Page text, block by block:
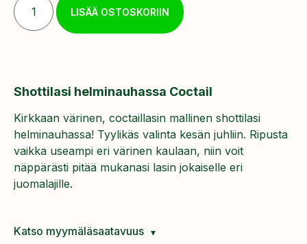
LISÄÄ OSTOSKORIIN
Shottilasi helminauhassa Coctail
Kirkkaan värinen, coctaillasin mallinen shottilasi
helminauhassa! Tyylikäs valinta kesän juhliin. Ripusta
vaikka useampi eri värinen kaulaan, niin voit
näppärästi pitää mukanasi lasin jokaiselle eri
juomalajille.
Katso myymäläsaatavuus